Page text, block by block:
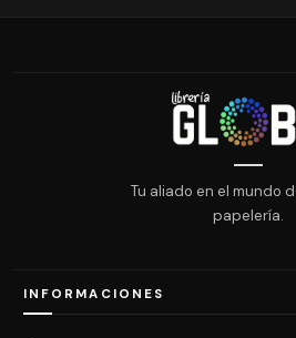
Tu aliado en el mundo
papelería.
INFORMACIONES